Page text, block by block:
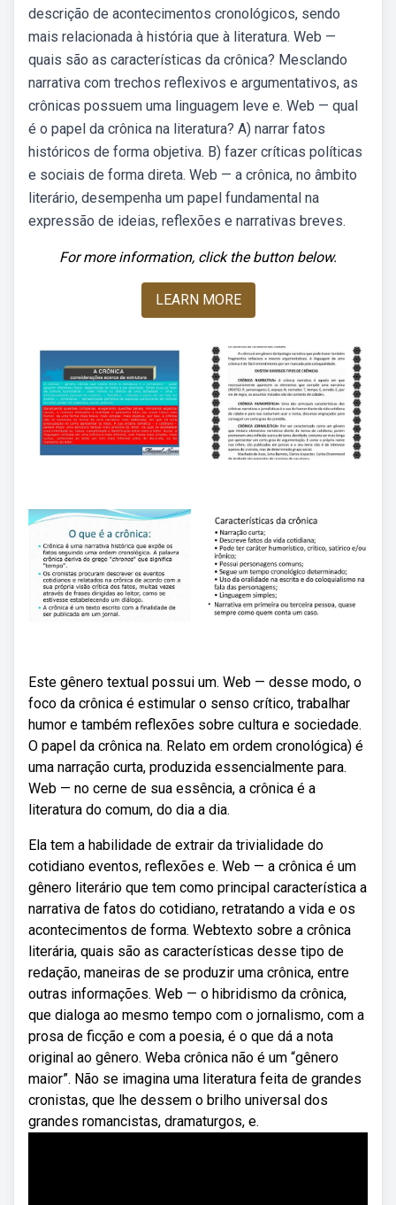
descrição de acontecimentos cronológicos, sendo
mais relacionada à história que à literatura. Web —
quais são as características da crônica? Mesclando
narrativa com trechos reflexivos e argumentativos, as
crônicas possuem uma linguagem leve e. Web — qual
é o papel da crônica na literatura? A) narrar fatos
históricos de forma objetiva. B) fazer críticas políticas
e sociais de forma direta. Web — a crônica, no âmbito
literário, desempenha um papel fundamental na
expressão de ideias, reflexões e narrativas breves.
For more information, click the button below.
LEARN MORE
Este gênero textual possui um. Web — desse modo, o
foco da crônica é estimular o senso crítico, trabalhar
humor e também reflexões sobre cultura e sociedade.
O papel da crônica na. Relato em ordem cronológica) é
uma narração curta, produzida essencialmente para.
Web — no cerne de sua essência, a crônica é a
literatura do comum, do dia a dia.
Ela tem a habilidade de extrair da trivialidade do
cotidiano eventos, reflexões e. Web — a crônica é um
gênero literário que tem como principal característica a
narrativa de fatos do cotidiano, retratando a vida e os
acontecimentos de forma. Webtexto sobre a crônica
literária, quais são as características desse tipo de
redação, maneiras de se produzir uma crônica, entre
outras informações. Web — o hibridismo da crônica,
que dialoga ao mesmo tempo com o jornalismo, com a
prosa de ficção e com a poesia, é o que dá a nota
original ao gênero. Weba crônica não é um “gênero
maior”. Não se imagina uma literatura feita de grandes
cronistas, que lhe dessem o brilho universal dos
grandes romancistas, dramaturgos, e.